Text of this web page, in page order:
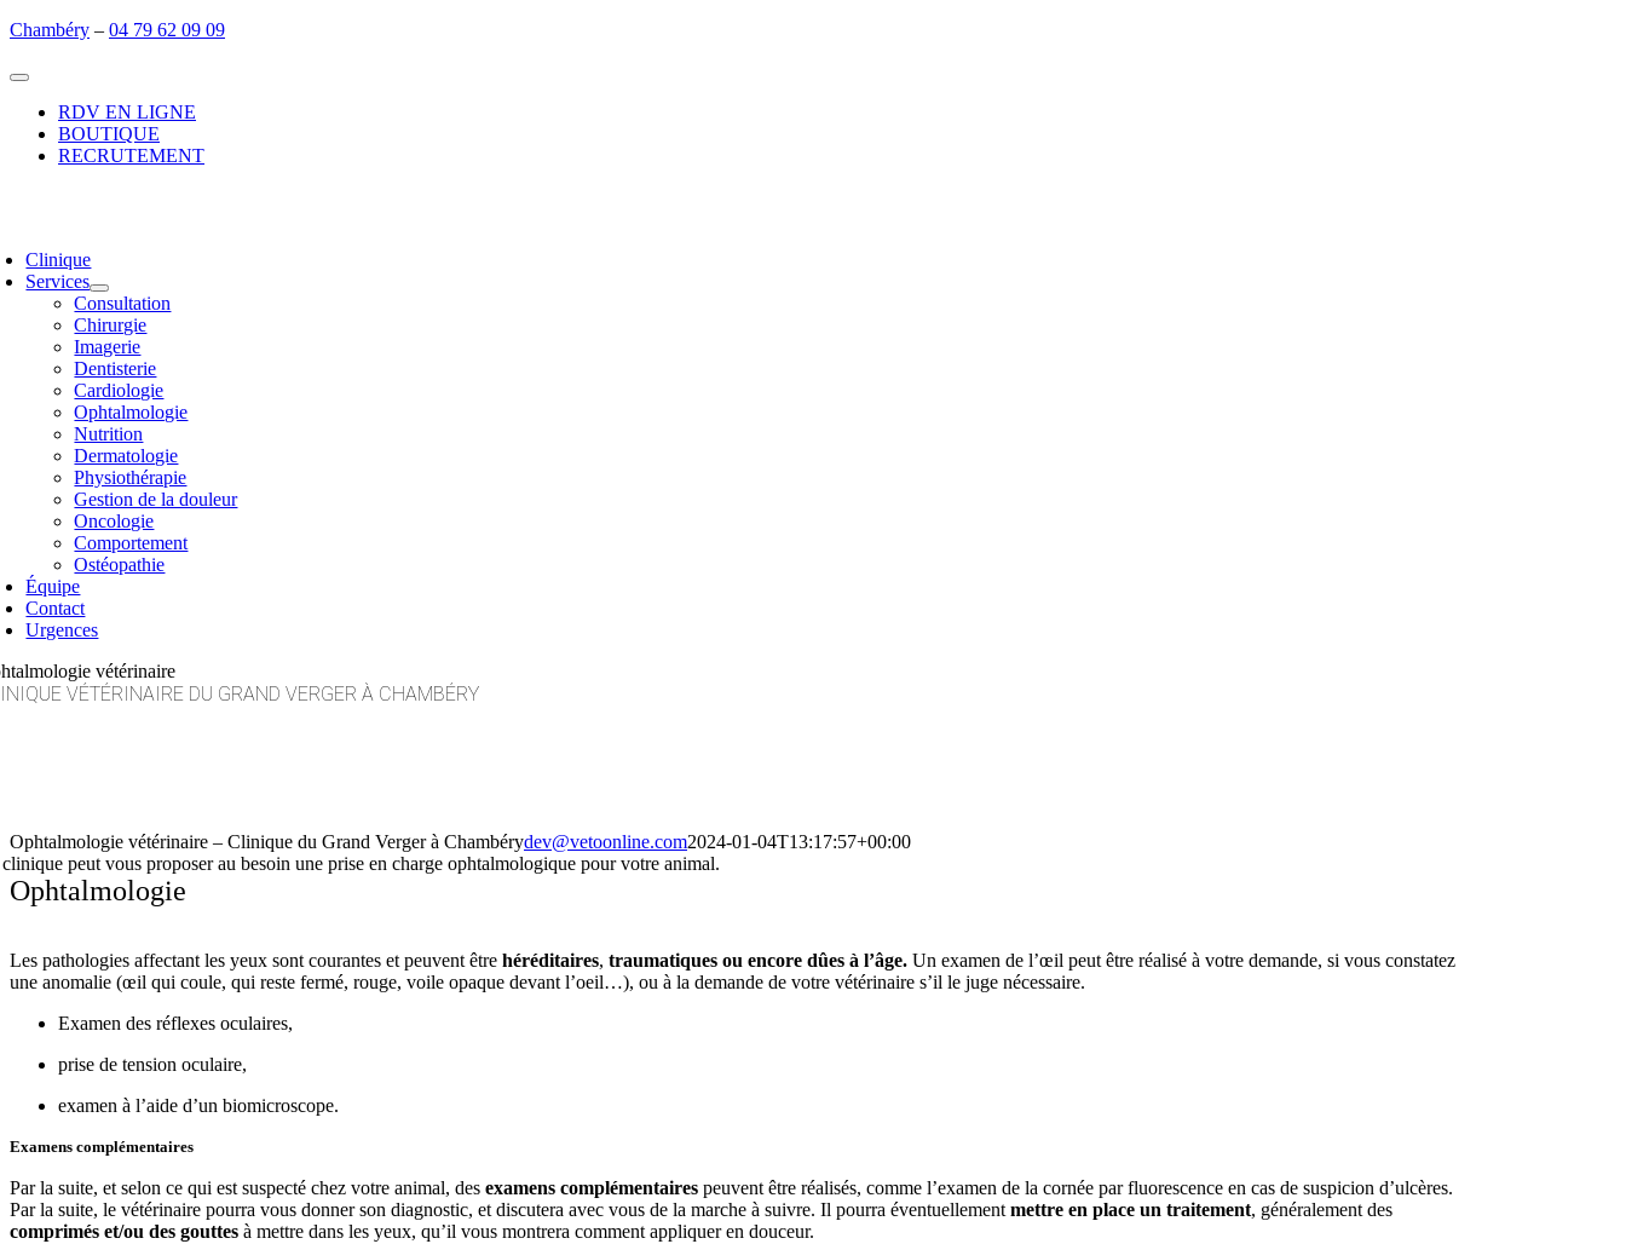
Passer
contenu
Chambéry – 04 79 62 09 09
Toggle
NavigationRDV EN LIGNE
BOUTIQUE
RECRUTEMENT
Clinique
Services
Consultation
Chirurgie
Imagerie
Dentisterie
Cardiologie
Ophtalmologie
Nutrition
Dermatologie
Physiothérapie
Gestion de la douleur
Oncologie
Comportement
Ostéopathie
Équipe
Contact
Urgences
vétérinaire
VÉTÉRINAIRE DU GRAND VERGER À CHAMBÉRY
Ophtalmologie vétérinaire – Clinique du Grand Verger à Chambérydev@vetoonline.com2024-01-04T13:17:57+00:00
peut vous proposer au besoin une prise en charge ophtalmologique pour votre animal.
Ophtalmologie
Les pathologies affectant les yeux sont courantes et peuvent être héréditaires, traumatiques ou encore dûes à l’âge. Un examen de l’œil peut être réalisé à votre demande, si vous constatez
une anomalie (œil qui coule, qui reste fermé, rouge, voile opaque devant l’oeil…), ou à la demande de votre vétérinaire s’il le juge nécessaire.
Examen des réflexes oculaires,
prise de tension oculaire,
examen à l’aide d’un biomicroscope.
Examens complémentaires
Par la suite, et selon ce qui est suspecté chez votre animal, des examens complémentaires peuvent être réalisés, comme l’examen de la cornée par fluorescence en cas de suspicion d’ulcères.
Par la suite, le vétérinaire pourra vous donner son diagnostic, et discutera avec vous de la marche à suivre. Il pourra éventuellement mettre en place un traitement, généralement des
comprimés et/ou des gouttes à mettre dans les yeux, qu’il vous montrera comment appliquer en douceur.